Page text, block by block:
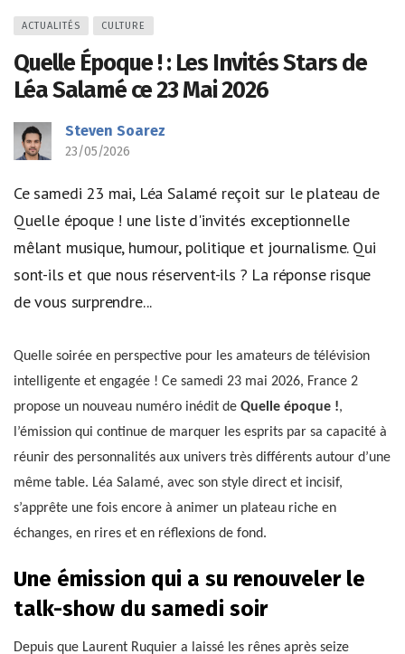
ACTUALITÉS CULTURE
Quelle Époque ! : Les Invités Stars de
Léa Salamé ce 23 Mai 2026
Steven Soarez
23/05/2026
Ce samedi 23 mai, Léa Salamé reçoit sur le plateau de
Quelle époque ! une liste d'invités exceptionnelle
mêlant musique, humour, politique et journalisme. Qui
sont-ils et que nous réservent-ils ? La réponse risque
de vous surprendre...
Quelle soirée en perspective pour les amateurs de télévision
intelligente et engagée ! Ce samedi 23 mai 2026, France 2
propose un nouveau numéro inédit de Quelle époque !,
l’émission qui continue de marquer les esprits par sa capacité à
réunir des personnalités aux univers très différents autour d’une
même table. Léa Salamé, avec son style direct et incisif,
s’apprête une fois encore à animer un plateau riche en
échanges, en rires et en réflexions de fond.
Une émission qui a su renouveler le
talk-show du samedi soir
Depuis que Laurent Ruquier a laissé les rênes après seize